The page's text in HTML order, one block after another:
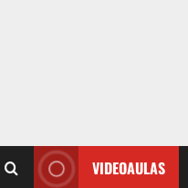
VIDEOAULAS